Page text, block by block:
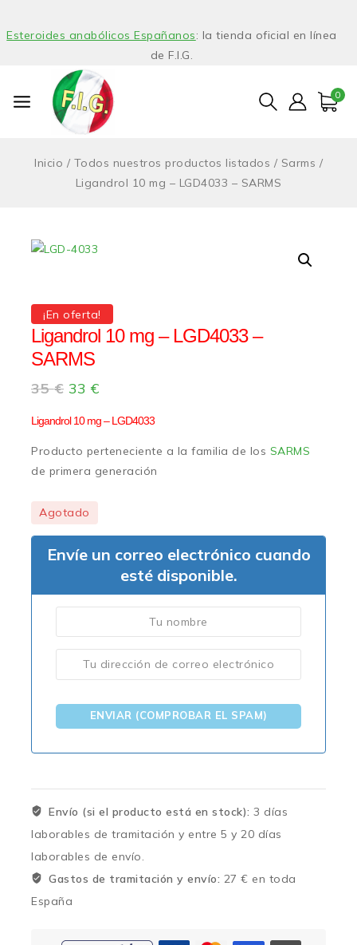
Esteroides anabólicos Españanos: la tienda oficial en línea
de F.I.G.
0
Inicio / Todos nuestros productos listados / Sarms /
Ligandrol 10 mg – LGD4033 – SARMS
¡En oferta!
Ligandrol 10 mg – LGD4033 –
SARMS
35€ 33 €
Ligandrol 10 mg – LGD4033
Producto perteneciente a la familia de los SARMS
de primera generación
Agotado
Envíe un correo electrónico cuando
esté disponible.
ENVIAR (COMPROBAR EL SPAM)
Envío (si el producto está en stock): 3 días
laborables de tramitación y entre 5 y 20 días
laborables de envío.
Gastos de tramitación y envío: 27 € en toda
España